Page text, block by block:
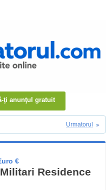
ţi anunţul gratuit
Urmatorul
€
Residence